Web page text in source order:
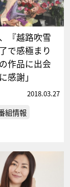
『越路吹雪
で感極まり
作品に出会
感謝」
2018.03.27
組情報